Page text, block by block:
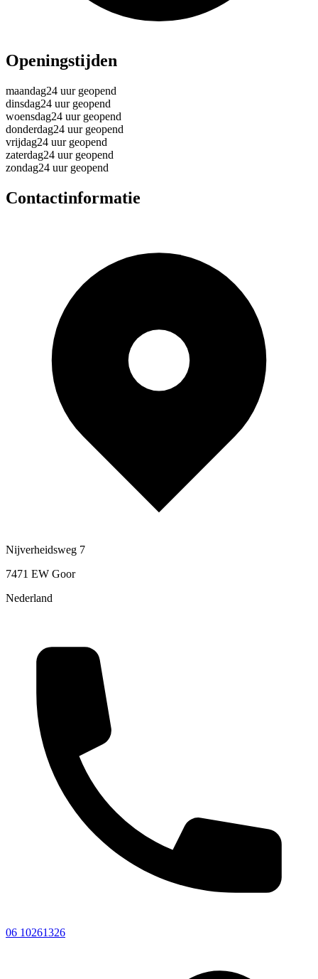
Openingstijden
maandag24 uur geopend
dinsdag24 uur geopend
woensdag24 uur geopend
donderdag24 uur geopend
vrijdag24 uur geopend
zaterdag24 uur geopend
zondag24 uur geopend
Contactinformatie
Nijverheidsweg 7
7471 EW Goor
Nederland
06 10261326